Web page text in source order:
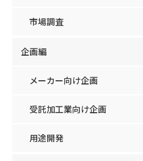
市場調査
企画編
メーカー向け企画
受託加工業向け企画
用途開発